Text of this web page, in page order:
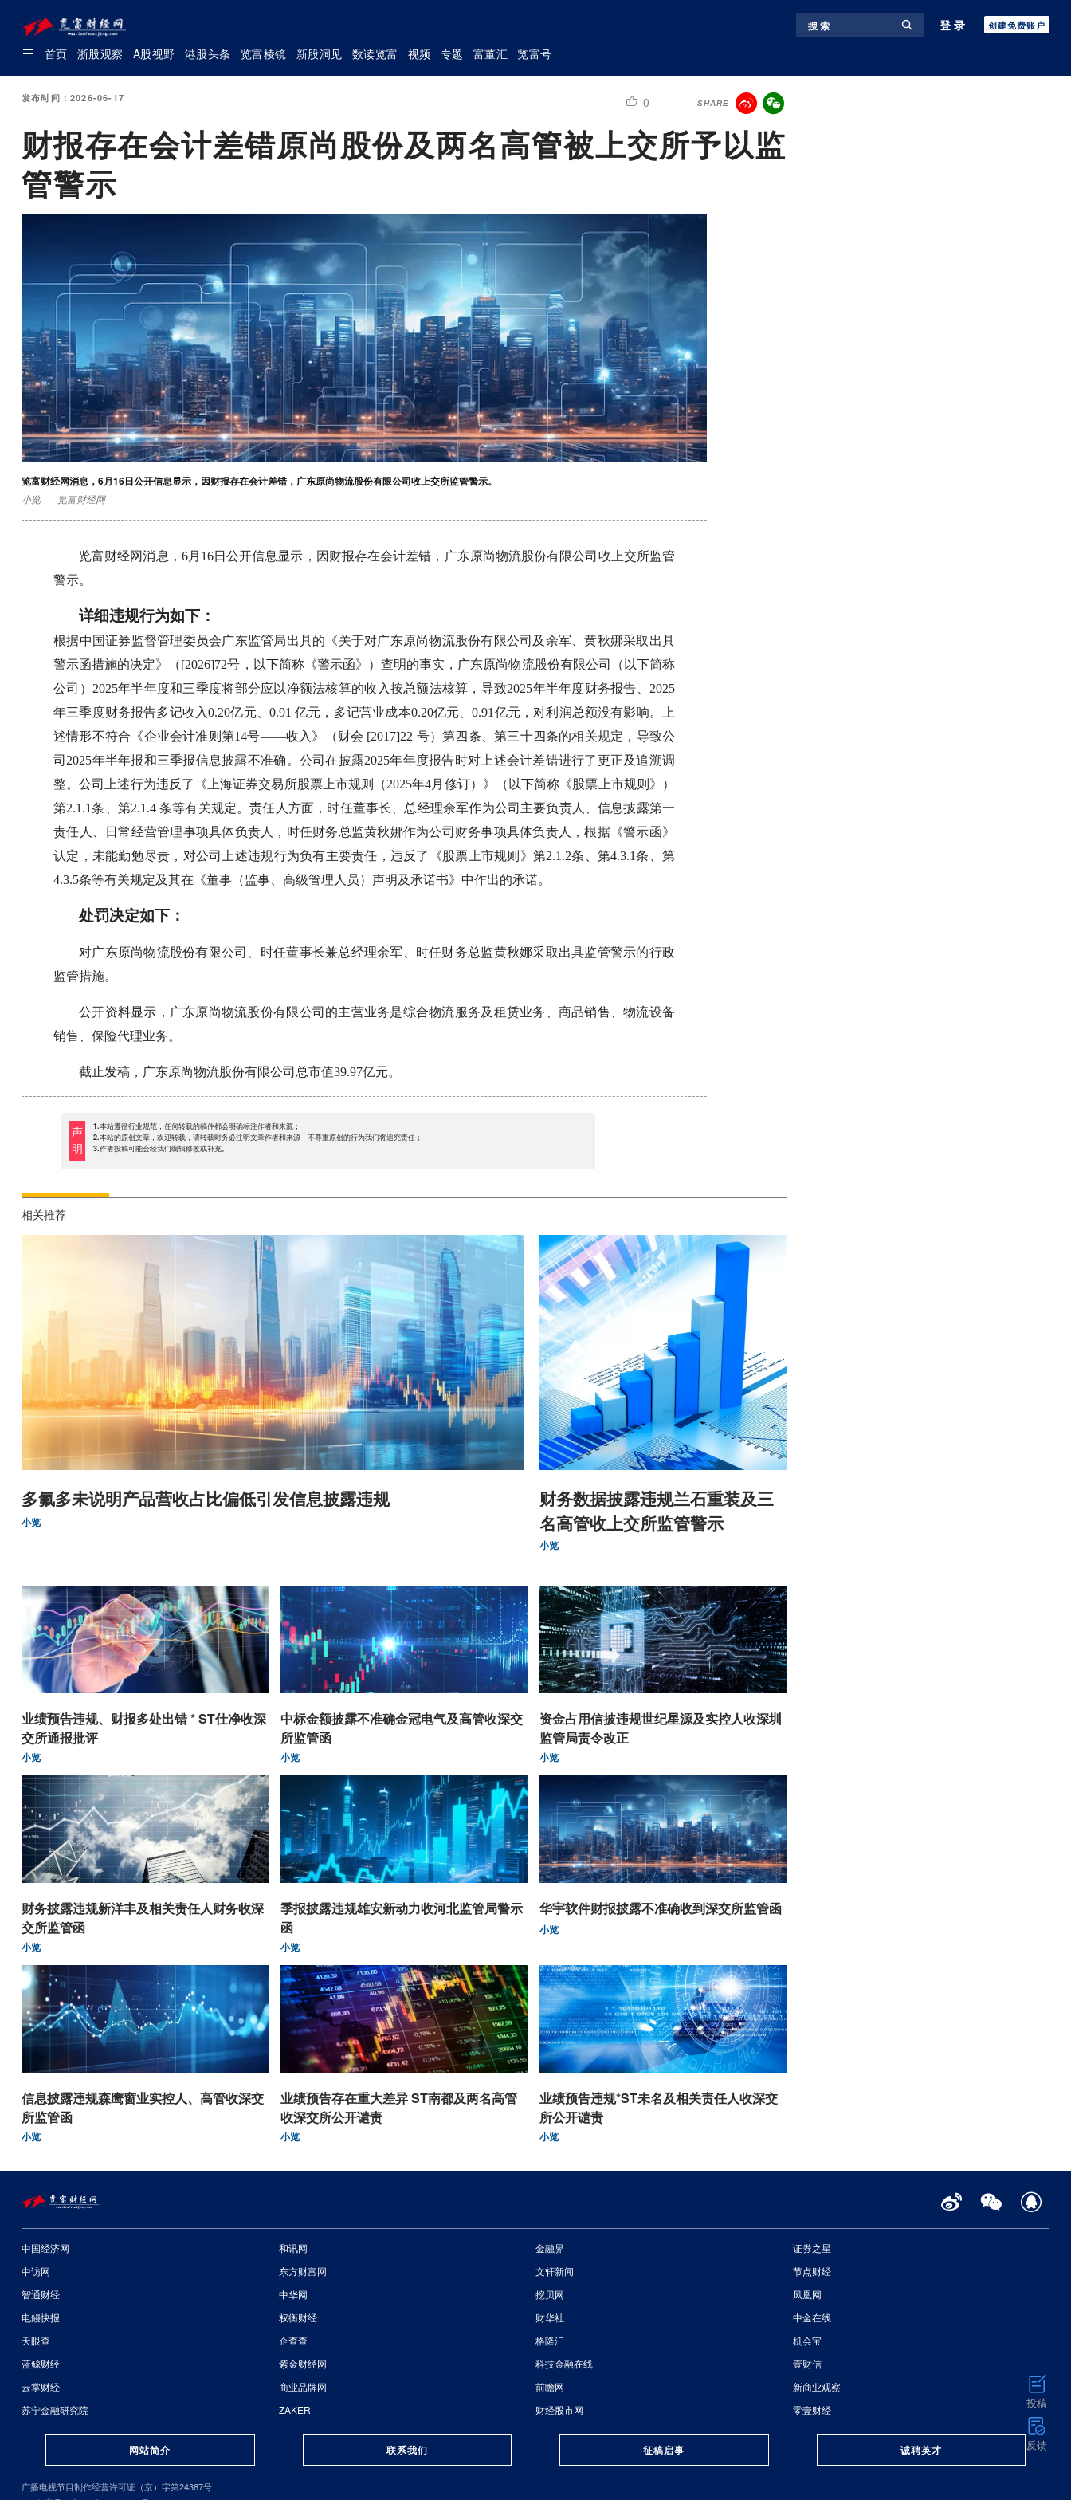
搜 索 登录 创建免费账户
首页 浙股观察 A股视野 港股头条 览富棱镜 新股洞见 数读览富 视频 专题 富董汇 览富号
发布时间：2026-06-17 0 SHARE
财报存在会计差错原尚股份及两名高管被上交所予以监
管警示
览富财经网消息，6月16日公开信息显示，因财报存在会计差错，广东原尚物流股份有限公司收上交所监管警示。
小览 览富财经网
览富财经网消息，6月16日公开信息显示，因财报存在会计差错，广东原尚物流股份有限公司收上交所监管
警示。
详细违规行为如下：
根据中国证券监督管理委员会广东监管局出具的《关于对广东原尚物流股份有限公司及余军、黄秋娜采取出具
警示函措施的决定》（[2026]72号，以下简称《警示函》）查明的事实，广东原尚物流股份有限公司（以下简称
公司）2025年半年度和三季度将部分应以净额法核算的收入按总额法核算，导致2025年半年度财务报告、2025
年三季度财务报告多记收入0.20亿元、0.91 亿元，多记营业成本0.20亿元、0.91亿元，对利润总额没有影响。上
述情形不符合《企业会计准则第14号——收入》（财会 [2017]22 号）第四条、第三十四条的相关规定，导致公
司2025年半年报和三季报信息披露不准确。公司在披露2025年年度报告时对上述会计差错进行了更正及追溯调
整。公司上述行为违反了《上海证券交易所股票上市规则（2025年4月修订）》（以下简称《股票上市规则》）
第2.1.1条、第2.1.4 条等有关规定。责任人方面，时任董事长、总经理余军作为公司主要负责人、信息披露第一
责任人、日常经营管理事项具体负责人，时任财务总监黄秋娜作为公司财务事项具体负责人，根据《警示函》
认定，未能勤勉尽责，对公司上述违规行为负有主要责任，违反了《股票上市规则》第2.1.2条、第4.3.1条、第
4.3.5条等有关规定及其在《董事（监事、高级管理人员）声明及承诺书》中作出的承诺。
处罚决定如下：
对广东原尚物流股份有限公司、时任董事长兼总经理余军、时任财务总监黄秋娜采取出具监管警示的行政
监管措施。
公开资料显示，广东原尚物流股份有限公司的主营业务是综合物流服务及租赁业务、商品销售、物流设备
销售、保险代理业务。
截止发稿，广东原尚物流股份有限公司总市值39.97亿元。
声
明
1.本站遵循行业规范，任何转载的稿件都会明确标注作者和来源；
2.本站的原创文章，欢迎转载，请转载时务必注明文章作者和来源，不尊重原创的行为我们将追究责任；
3.作者投稿可能会经我们编辑修改或补充。
相关推荐
多氟多未说明产品营收占比偏低引发信息披露违规
小览
财务数据披露违规兰石重装及三
名高管收上交所监管警示
小览
业绩预告违规、财报多处出错 * ST仕净收深
交所通报批评
小览
中标金额披露不准确金冠电气及高管收深交
所监管函
小览
资金占用信披违规世纪星源及实控人收深圳
监管局责令改正
小览
财务披露违规新洋丰及相关责任人财务收深
交所监管函
小览
季报披露违规雄安新动力收河北监管局警示
函
小览
华宇软件财报披露不准确收到深交所监管函
小览
信息披露违规森鹰窗业实控人、高管收深交
所监管函
小览
业绩预告存在重大差异 ST南都及两名高管
收深交所公开谴责
小览
业绩预告违规*ST未名及相关责任人收深交
所公开谴责
小览
中国经济网 和讯网 金融界
证券之星
中访网
东方财富网 文轩新闻
节点财经
智通财经
中华网 挖贝网
凤凰网
电鳗快报
权衡财经 财华社
中金在线
天眼查
企查查 格隆汇
机会宝
蓝鲸财经
紫金财经网 科技金融在线
壹财信
云掌财经
商业品牌网 前瞻网
新商业观察
苏宁金融研究院
ZAKER 财经股市网 零壹财经
网站简介 联系我们 征稿启事 诚聘英才
广播电视节目制作经营许可证（京）字第24387号
投稿
反馈